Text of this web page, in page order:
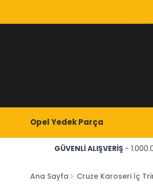
Opel Yedek Parça
GÜVENLİ ALIŞVERİŞ -
Ana Sayfa Cruze Karoseri İç